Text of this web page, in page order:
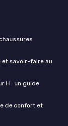
et savoir-faire au
H : un guide
de confort et